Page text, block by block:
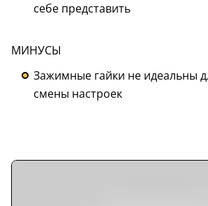
себе представить
МИНУСЫ
Зажимные гайки не идеальны
смены настроек